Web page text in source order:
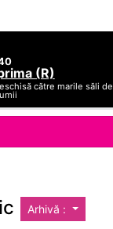
(R)
către marile săli de
Arhivă :